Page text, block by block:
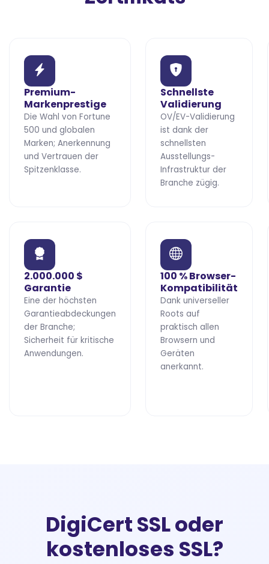
Premium-
Markenprestige
Die Wahl von Fortune
500 und globalen
Marken; Anerkennung
und Vertrauen der
Spitzenklasse.
Schnellste
Validierung
OV/EV-Validierung
ist dank der
schnellsten
Ausstellungs-
Infrastruktur der
Branche zügig.
2.000.000 $
Garantie
Eine der höchsten
Garantieabdeckungen
der Branche;
Sicherheit für kritische
Anwendungen.
100 % Browser-
Kompatibilität
Dank universeller
Roots auf
praktisch allen
Browsern und
Geräten
anerkannt.
DigiCert SSL oder
kostenloses SSL?